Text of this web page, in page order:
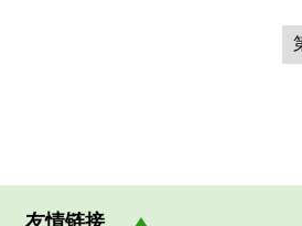
友情链接